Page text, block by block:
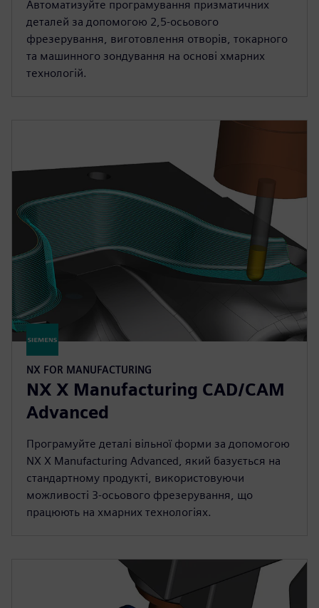
Автоматизуйте програмування призматичних
деталей за допомогою 2,5-осьового
фрезерування, виготовлення отворів, токарного
та машинного зондування на основі хмарних
технологій.
NX FOR MANUFACTURING
NX X Manufacturing CAD/CAM
Advanced
Програмуйте деталі вільної форми за допомогою
NX X Manufacturing Advanced, який базується на
стандартному продукті, використовуючи
можливості 3-осьового фрезерування, що
працюють на хмарних технологіях.